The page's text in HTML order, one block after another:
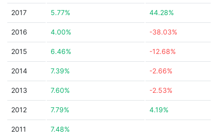
2017 5.77% 44.28%
2016 4.00% -38.03%
2015 6.46% -12.68%
2014 7.39% -2.66%
2013 7.60% -2.53%
2012 7.79% 4.19%
2011 7.48%